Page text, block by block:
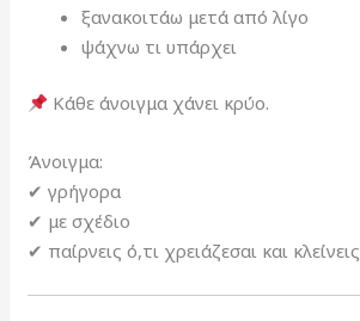
ξανακοιτάω μετά από λίγο
ψάχνω τι υπάρχει
Κάθε άνοιγμα χάνει κρύο.
Άνοιγμα:
✔ γρήγορα
✔ με σχέδιο
✔ παίρνεις ό,τι χρειάζεσαι και κλείνεις